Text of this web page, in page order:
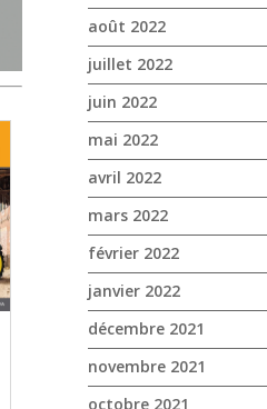
août 2022
juillet 2022
juin 2022
mai 2022
avril 2022
mars 2022
février 2022
janvier 2022
décembre 2021
novembre 2021
octobre 2021